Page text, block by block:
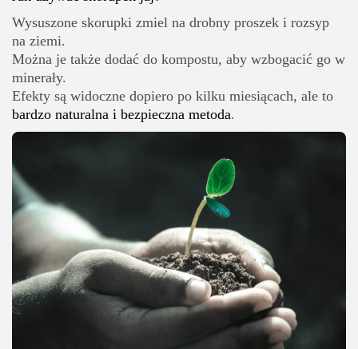
Wysuszone skorupki zmiel na drobny proszek i rozsyp
na ziemi.
Można je także dodać do kompostu, aby wzbogacić go w
minerały.
Efekty są widoczne dopiero po kilku miesiącach, ale to
bardzo naturalna i bezpieczna metoda.